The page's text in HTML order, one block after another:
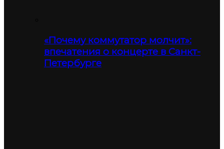
«Почему коммутатор молчит»:
впечатения о концерте в Санкт-
Петербурге